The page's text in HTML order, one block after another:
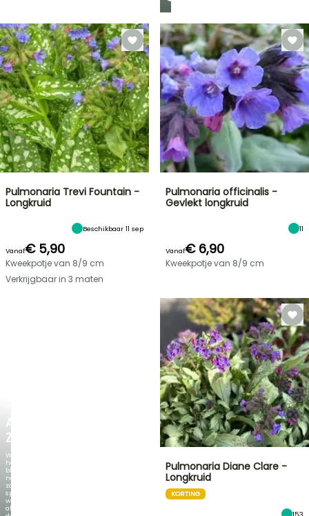
AGAPANTHUS
ZAMBEZI
Wanneer
het
blad
net
zo
spectaculair
wordt
als
Pulmonaria Trevi Fountain -
Longkruid
Beschikbaar 11 sep
Vanaf€ 5,90
Kweekpotje van 8/9 cm
Verkrijgbaar in 3 maten
Pulmonaria officinalis -
Gevlekt longkruid
11
Vanaf€ 6,90
Kweekpotje van 8/9 cm
Pulmonaria Diane Clare -
Longkruid
KORTING
153